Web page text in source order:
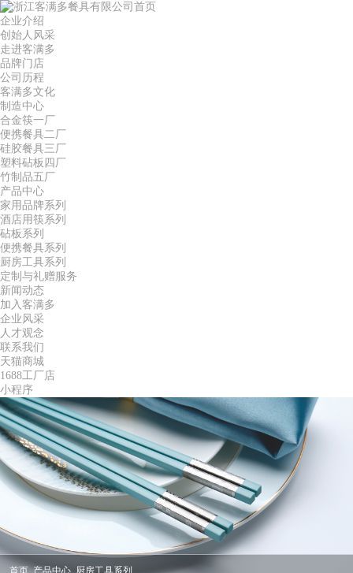
首页
企业介绍
创始人风采
走进客满多
品牌门店
公司历程
客满多文化
制造中心
合金筷一厂
便携餐具二厂
硅胶餐具三厂
塑料砧板四厂
竹制品五厂
产品中心
家用品牌系列
酒店用筷系列
砧板系列
便携餐具系列
厨房工具系列
定制与礼赠服务
新闻动态
加入客满多
企业风采
人才观念
联系我们
天猫商城
1688工厂店
小程序
首页 产品中心 厨房工具系列